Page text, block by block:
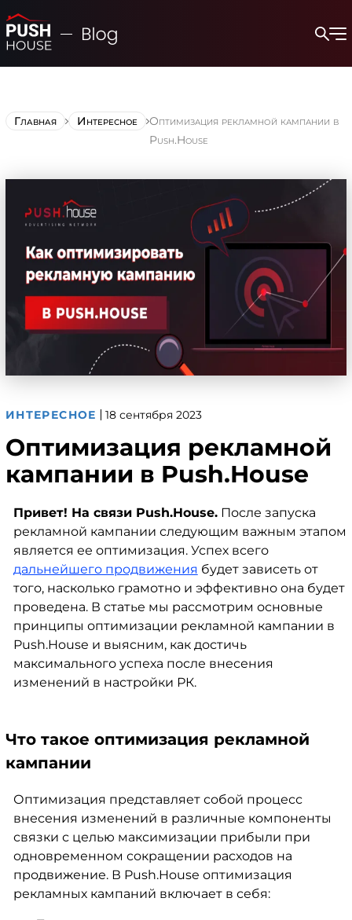
Главная Интересное
Оптимизация рекламной кампании в
Push.House
ИНТЕРЕСНОЕ 18 сентября 2023
Оптимизация рекламной
кампании в Push.House
Привет! На связи Push.House.После запуска
рекламной кампании следующим важным этапом
является ее оптимизация. Успех всего
дальнейшего продвижения будет зависеть от
того, насколько грамотно и эффективно она будет
проведена. В статье мы рассмотрим основные
принципы оптимизации рекламной кампании в
Push.House и выясним, как достичь
максимального успеха после внесения
изменений в настройки РК.
Что такое оптимизация рекламной
кампании
Оптимизация представляет собой процесс
внесения изменений в различные компоненты
связки с целью максимизации прибыли при
одновременном сокращении расходов на
продвижение. В Push.House оптимизация
рекламных кампаний включает в себя: